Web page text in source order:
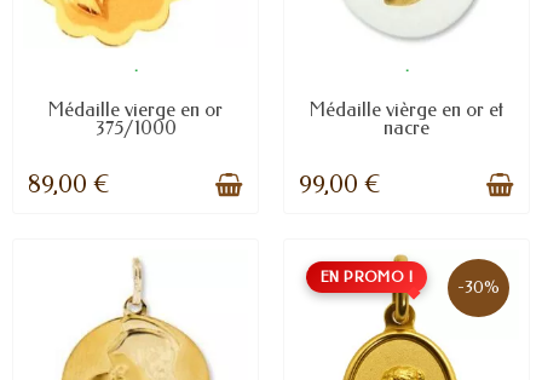
.
Médaille vierge en or
375/1000
89,00 €
.
Médaille vièrge en or et
nacre
99,00 €
EN PROMO ! -30%